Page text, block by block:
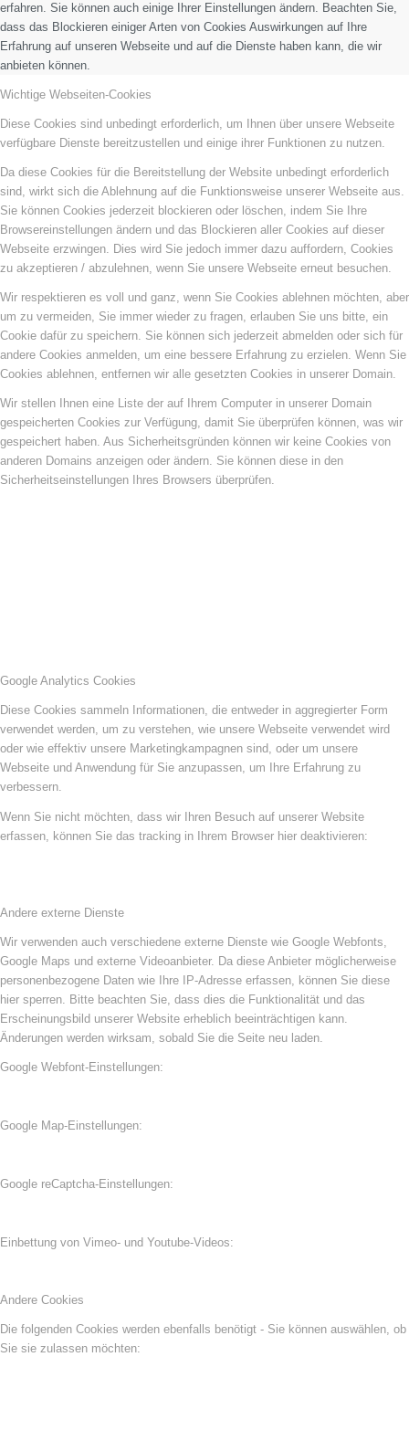
erfahren. Sie können auch einige Ihrer Einstellungen ändern. Beachten Sie,
dass das Blockieren einiger Arten von Cookies Auswirkungen auf Ihre
Erfahrung auf unseren Webseite und auf die Dienste haben kann, die wir
anbieten können.
Wichtige Webseiten-Cookies
Diese Cookies sind unbedingt erforderlich, um Ihnen über unsere Webseite
verfügbare Dienste bereitzustellen und einige ihrer Funktionen zu nutzen.
Da diese Cookies für die Bereitstellung der Website unbedingt erforderlich
sind, wirkt sich die Ablehnung auf die Funktionsweise unserer Webseite aus.
Sie können Cookies jederzeit blockieren oder löschen, indem Sie Ihre
Browsereinstellungen ändern und das Blockieren aller Cookies auf dieser
Webseite erzwingen. Dies wird Sie jedoch immer dazu auffordern, Cookies
zu akzeptieren / abzulehnen, wenn Sie unsere Webseite erneut besuchen.
Wir respektieren es voll und ganz, wenn Sie Cookies ablehnen möchten, aber
um zu vermeiden, Sie immer wieder zu fragen, erlauben Sie uns bitte, ein
Cookie dafür zu speichern. Sie können sich jederzeit abmelden oder sich für
andere Cookies anmelden, um eine bessere Erfahrung zu erzielen. Wenn Sie
Cookies ablehnen, entfernen wir alle gesetzten Cookies in unserer Domain.
Wir stellen Ihnen eine Liste der auf Ihrem Computer in unserer Domain
gespeicherten Cookies zur Verfügung, damit Sie überprüfen können, was wir
gespeichert haben. Aus Sicherheitsgründen können wir keine Cookies von
anderen Domains anzeigen oder ändern. Sie können diese in den
Sicherheitseinstellungen Ihres Browsers überprüfen.
Google Analytics Cookies
Diese Cookies sammeln Informationen, die entweder in aggregierter Form
verwendet werden, um zu verstehen, wie unsere Webseite verwendet wird
oder wie effektiv unsere Marketingkampagnen sind, oder um unsere
Webseite und Anwendung für Sie anzupassen, um Ihre Erfahrung zu
verbessern.
Wenn Sie nicht möchten, dass wir Ihren Besuch auf unserer Website
erfassen, können Sie das tracking in Ihrem Browser hier deaktivieren:
Andere externe Dienste
Wir verwenden auch verschiedene externe Dienste wie Google Webfonts,
Google Maps und externe Videoanbieter. Da diese Anbieter möglicherweise
personenbezogene Daten wie Ihre IP-Adresse erfassen, können Sie diese
hier sperren. Bitte beachten Sie, dass dies die Funktionalität und das
Erscheinungsbild unserer Website erheblich beeinträchtigen kann.
Änderungen werden wirksam, sobald Sie die Seite neu laden.
Google Webfont-Einstellungen:
Google Map-Einstellungen:
Google reCaptcha-Einstellungen:
Einbettung von Vimeo- und Youtube-Videos:
Andere Cookies
Die folgenden Cookies werden ebenfalls benötigt - Sie können auswählen, ob
Sie sie zulassen möchten: